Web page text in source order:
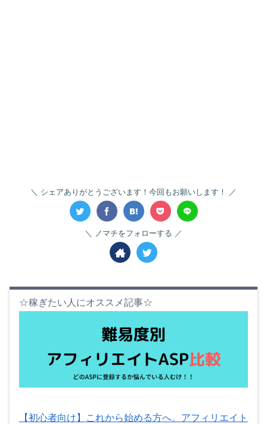
シェアありがとうございます！今回もお願いします！
ノマチをフォローする
☆稼ぎたい人にオススメ記事☆
【初心者向け】これから始める方へ。アフィリエイト